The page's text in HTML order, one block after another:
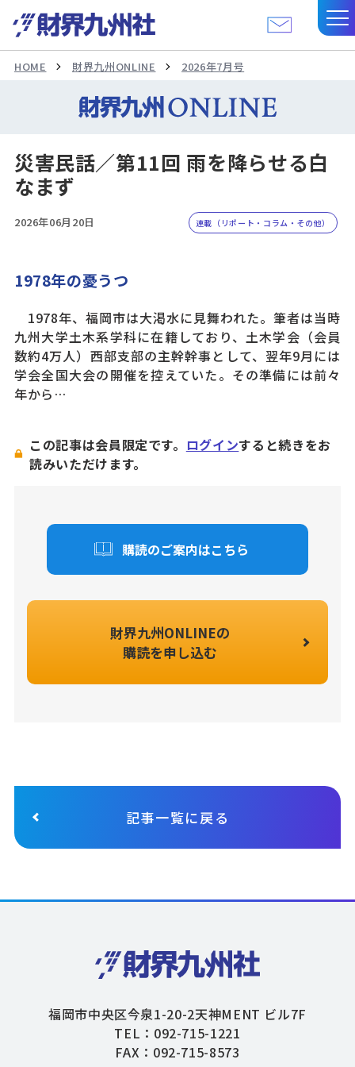
HOME 財界九州ONLINE 2026年7月号
災害民話／第11回 雨を降らせる白
なまず
2026年06月20日 連載（リポート・コラム・その他）
1978年の憂うつ
1978年、福岡市は大渇水に見舞われた。筆者は当時
九州大学土木系学科に在籍しており、土木学会（会員
数約4万人）西部支部の主幹幹事として、翌年9月には
学会全国大会の開催を控えていた。その準備には前々
年から…
この記事は会員限定です。 ログインすると続きをお
読みいただけます。
購読のご案内はこちら
財界九州ONLINEの
購読を申し込む
記事一覧に戻る
福岡市中央区今泉1-20-2天神MENT ビル7F
TEL：092-715-1221
FAX：092-715-8573